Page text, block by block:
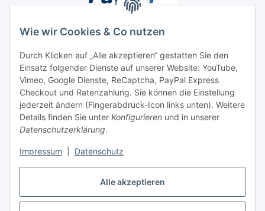
Alle akzeptieren
Wie wir Cookies & Co nutzen
Durch Klicken auf „Alle akzeptieren“ gestatten Sie den
Einsatz folgender Dienste auf unserer Website: YouTube,
Vimeo, Google Dienste, ReCaptcha, PayPal Express
Checkout und Ratenzahlung. Sie können die Einstellung
jederzeit ändern (Fingerabdruck-Icon links unten). Weitere
Details finden Sie unter Konfigurieren und in unserer
Datenschutzerklärung.
Impressum Datenschutz
Unsere Seiten
Social Media
Vertrag widerrufen